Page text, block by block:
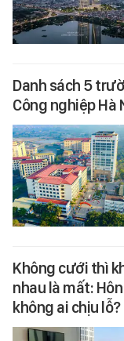
Danh sách 5
Công nghiệp Hà
Không cưới thì
nhau là mất:
không ai chịu lỗ?